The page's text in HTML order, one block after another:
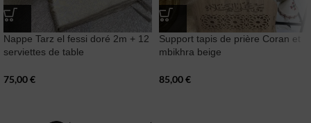
Nappe Tarz el fessi doré 2m + 12
serviettes de table
75,00€
Support tapis de prière Coran et
mbikhra beige
85,00€